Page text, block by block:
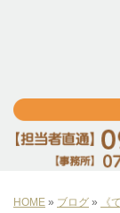
HOME » ブログ » 《